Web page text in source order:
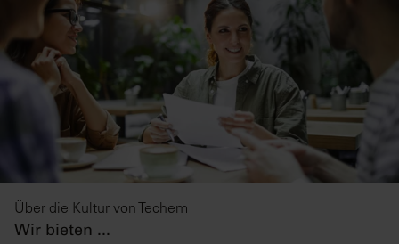
Über die Kultur von Techem
Wir bieten ...